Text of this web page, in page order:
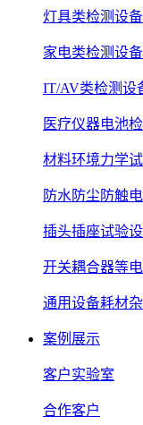
灯具类检测设备
家电类检测设备
IT/AV类检测设
医疗仪器电池
材料环境力学
防水防尘防触
插头插座试验
开关耦合器等
通用设备耗材
案例展示
客户实验室
合作客户